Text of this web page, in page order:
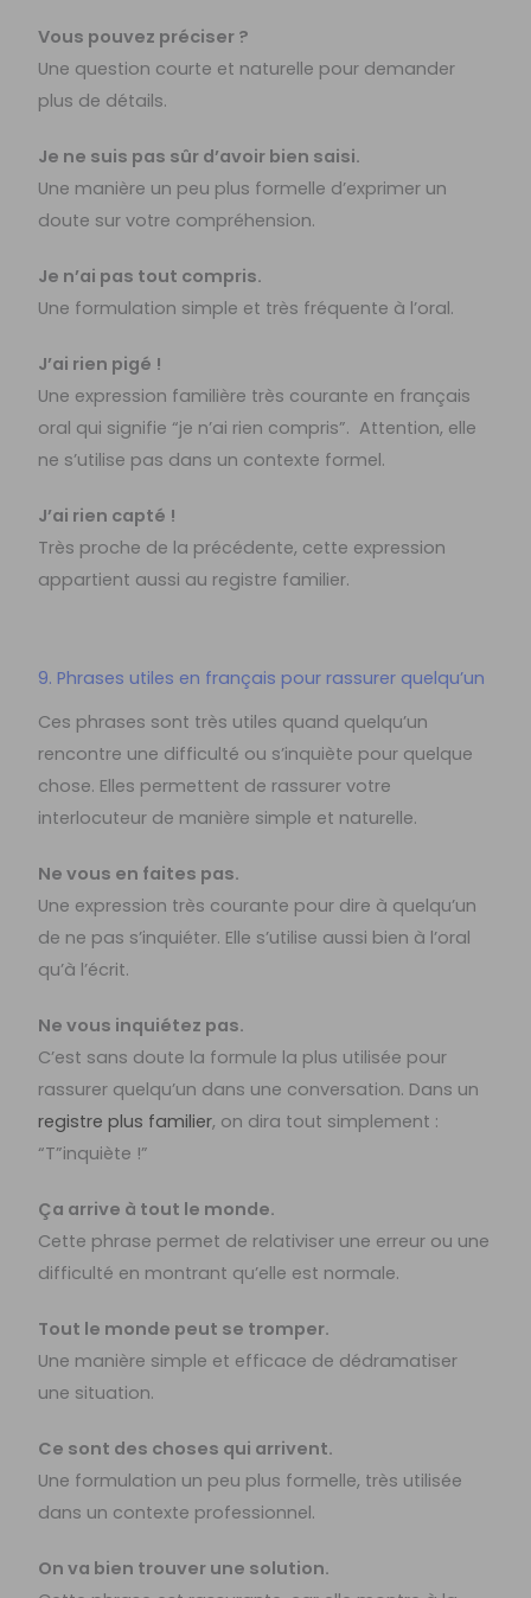
Vous pouvez préciser ?
Une question courte et naturelle pour demander
plus de détails.
Je ne suis pas sûr d’avoir bien saisi.
Une manière un peu plus formelle d’exprimer un
doute sur votre compréhension.
Je n’ai pas tout compris.
Une formulation simple et très fréquente à l’oral.
J’ai rien pigé !
Une expression familière très courante en français
oral qui signifie “je n’ai rien compris”. Attention, elle
ne s’utilise pas dans un contexte formel.
J’ai rien capté !
Très proche de la précédente, cette expression
appartient aussi au registre familier.
9. Phrases utiles en français pour rassurer quelqu’un
Ces phrases sont très utiles quand quelqu’un
rencontre une difficulté ou s’inquiète pour quelque
chose. Elles permettent de rassurer votre
interlocuteur de manière simple et naturelle.
Ne vous en faites pas.
Une expression très courante pour dire à quelqu’un
de ne pas s’inquiéter. Elle s’utilise aussi bien à l’oral
qu’à l’écrit.
Ne vous inquiétez pas.
C’est sans doute la formule la plus utilisée pour
rassurer quelqu’un dans une conversation. Dans un
registre plus familier, on dira tout simplement :
“T”inquiète !”
Ça arrive à tout le monde.
Cette phrase permet de relativiser une erreur ou une
difficulté en montrant qu’elle est normale.
Tout le monde peut se tromper.
Une manière simple et efficace de dédramatiser
une situation.
Ce sont des choses qui arrivent.
Une formulation un peu plus formelle, très utilisée
dans un contexte professionnel.
On va bien trouver une solution.